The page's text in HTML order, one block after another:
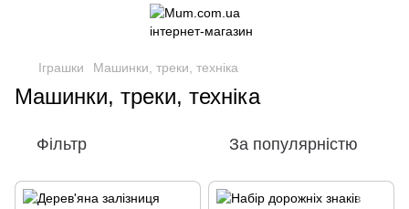
Іграшки Машинки, треки, техніка
Машинки, треки, техніка
Фільтр За популярністю